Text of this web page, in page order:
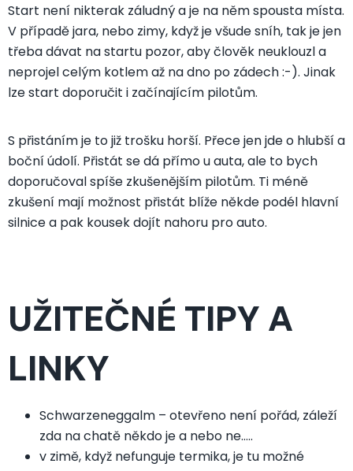
Start není nikterak záludný a je na něm spousta místa.
V případě jara, nebo zimy, když je všude sníh, tak je jen
třeba dávat na startu pozor, aby člověk neuklouzl a
neprojel celým kotlem až na dno po zádech :-). Jinak
lze start doporučit i začínajícím pilotům.
S přistáním je to již trošku horší. Přece jen jde o hlubší a
boční údolí. Přistát se dá přímo u auta, ale to bych
doporučoval spíše zkušenějším pilotům. Ti méně
zkušení mají možnost přistát blíže někde podél hlavní
silnice a pak kousek dojít nahoru pro auto.
UŽITEČNÉ TIPY A
LINKY
Schwarzeneggalm – otevřeno není pořád, záleží
zda na chatě někdo je a nebo ne…..
v zimě, když nefunguje termika, je tu možné